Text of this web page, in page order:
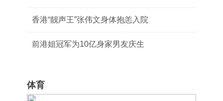
香港“靓声王”张伟文身体抱恙入院
前港姐冠军为10亿身家男友庆生
体育